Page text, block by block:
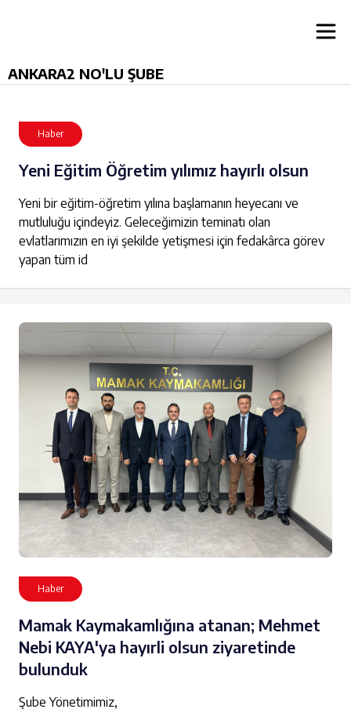
ANKARA2 NO'LU ŞUBE
Haber
Yeni Eğitim Öğretim yılımız hayırlı olsun
Yeni bir eğitim-öğretim yılına başlamanın heyecanı ve
mutluluğu içindeyiz. Geleceğimizin teminatı olan
evlatlarımızın en iyi şekilde yetişmesi için fedakârca görev
yapan tüm id
Haber
Mamak Kaymakamlığına atanan; Mehmet
Nebi KAYA'ya hayırli olsun ziyaretinde
bulunduk
Şube Yönetimimiz,